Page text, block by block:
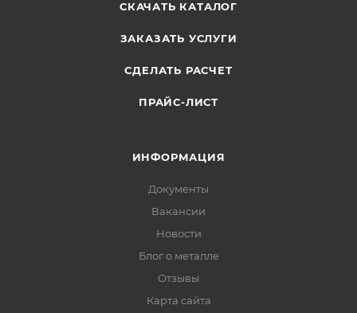
СКАЧАТЬ КАТАЛОГ
ЗАКАЗАТЬ УСЛУГИ
СДЕЛАТЬ РАСЧЕТ
ПРАЙС-ЛИСТ
ИНФОРМАЦИЯ
Документы
Вакансии
Новости
Блог о металле
Отзывы
Карта сайта